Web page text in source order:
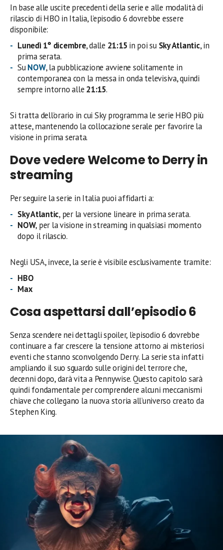
In base alle uscite precedenti della serie e alle modalità di
rilascio di HBO in Italia, l’episodio 6 dovrebbe essere
disponibile:
Lunedì 1° dicembre, dalle 21:15 in poi su Sky Atlantic, in
prima serata.
SuNOW, la pubblicazione avviene solitamente in
contemporanea con la messa in onda televisiva, quindi
sempre intorno alle 21:15.
Si tratta dell’orario in cui Sky programma le serie HBO più
attese, mantenendo la collocazione serale per favorire la
visione in prima serata.
Dove vedere Welcome to Derry in
streaming
Per seguire la serie in Italia puoi affidarti a:
Sky Atlantic, per la versione lineare in prima serata.
NOW, per la visione in streaming in qualsiasi momento
dopo il rilascio.
Negli USA, invece, la serie è visibile esclusivamente tramite:
HBO
Max
Cosa aspettarsi dall’episodio 6
Senza scendere nei dettagli spoiler, l’episodio 6 dovrebbe
continuare a far crescere la tensione attorno ai misteriosi
eventi che stanno sconvolgendo Derry. La serie sta infatti
ampliando il suo sguardo sulle origini del terrore che,
decenni dopo, darà vita a Pennywise. Questo capitolo sarà
quindi fondamentale per comprendere alcuni meccanismi
chiave che collegano la nuova storia all’universo creato da
Stephen King.